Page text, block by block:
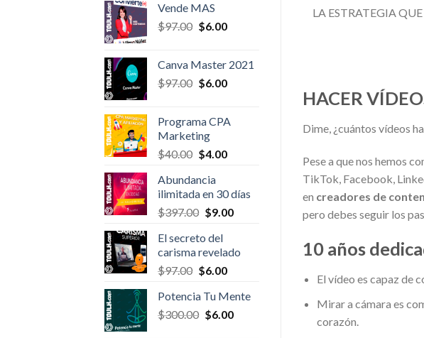
$100.00.
Vende MAS
$97.00 Original
$97.00.
$6.00Current
$6.00.
Canva Master 2021
$97.00 Original
$97.00.
$6.00Current
$6.00.
Programa CPA
Marketing
$40.00 Original
was:
$40.00.
$4.00Current
$4.00.
Abundancia
ilimitada en 30 días
$397.00 Original
was:
$397.00.
$9.00Current
$9.00.
El secreto del
carisma revelado
$97.00 Original
was:
$97.00.
$6.00Current
is:
$6.00.
Potencia Tu Mente
$300.00 Original
$6.00Current
LA ESTRATEGIA
HACER
Dime, ¿cuántos vídeos
Pese a que nos hemos
TikTok, Facebook,
en creadores de
pero debes seguir los
10 años
El vídeo es capaz de
Mirar a cámara es
corazón.